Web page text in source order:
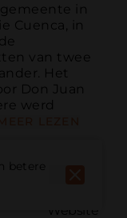
in
Cuenca, in
van twee
Het
Don Juan
werd
Website
betere